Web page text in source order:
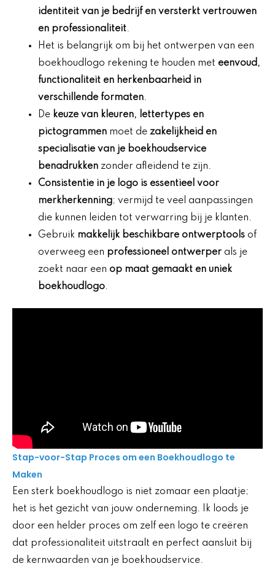
identiteit van je bedrijf en versterkt vertrouwen
en professionaliteit.
Het is belangrijk om bij het ontwerpen van een
boekhoudlogo rekening te houden met eenvoud,
functionaliteit en herkenbaarheid in
verschillende formaten.
De keuze van kleuren, lettertypes en
pictogrammen moet de zakelijkheid en
specialisatie van je boekhoudservice
benadrukken zonder afleidend te zijn.
Consistentie in je logo is essentieel voor
merkherkenning; vermijd te veel aanpassingen
die kunnen leiden tot verwarring bij je klanten.
Gebruik makkelijk beschikbare ontwerptools of
overweeg een professioneel ontwerper als je
zoekt naar een op maat gemaakt en uniek
boekhoudlogo.
Stap-voor-Stap Proces om een Boekhoudlogo te
Maken
Een sterk boekhoudlogo is niet zomaar een plaatje;
het is het gezicht van jouw onderneming. Ik loods je
door een helder proces om zelf een logo te creëren
dat professionaliteit uitstraalt en perfect aansluit bij
de kernwaarden van je boekhoudservice.